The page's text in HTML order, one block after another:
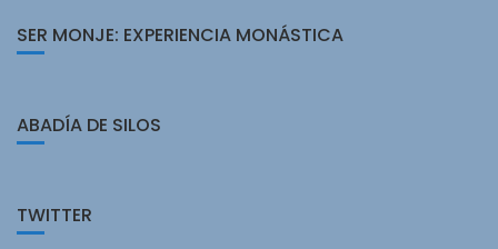
SER MONJE: EXPERIENCIA MONÁSTICA
ABADÍA DE SILOS
TWITTER